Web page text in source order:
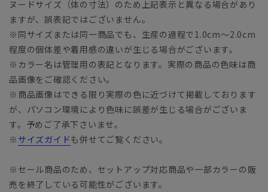
ヌードサイズ（体の寸法）のため上記表示と異なる場合があり
ますが、誤表記ではございません。
※同サイズまたは同一商品でも、生産の過程で1.0cm～2.0cm
程度の個体差や着用感の違いが生じる場合がございます。
※カラー名は管理用の表記となります。実際の商品の色味は商
品画像をご確認ください。
※商品画像はできる限り実際の色に近づけて掲載しております
が、パソコン環境により色味に誤差が生じる場合がございま
す。予めご了承下さいませ。
※ サイズガイドも併せてご覧ください。
※セール商品のため、セットアップ対応商品や一部カラーの販
売を終了している可能性がございます。